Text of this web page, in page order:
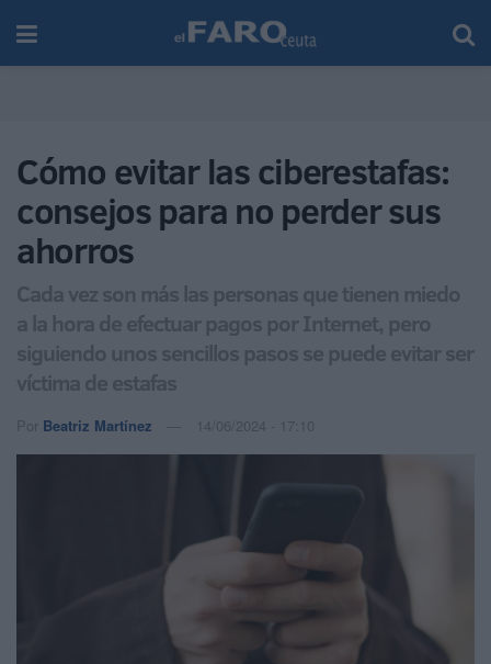
Cómo evitar las ciberestafas:
consejos para no perder sus
ahorros
Cada vez son más las personas que tienen miedo
a la hora de efectuar pagos por Internet, pero
siguiendo unos sencillos pasos se puede evitar ser
víctima de estafas
Por Beatriz Martínez 14/06/2024 - 17:10